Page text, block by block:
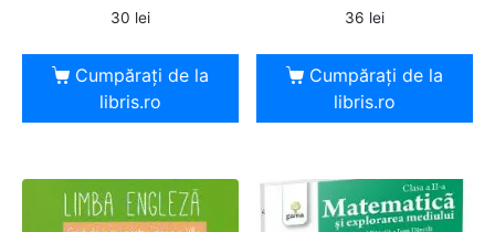
30 lei
Cumpărați de la
libris.ro
36 lei
Cumpărați de la
libris.ro